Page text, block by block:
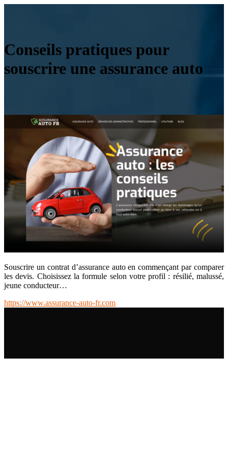
Conseils pratiques pour
souscrire une assurance auto
Souscrire un contrat d’assurance auto en commençant par comparer
les devis. Choisissez la formule selon votre profil : résilié, malussé,
jeune conducteur…
https://www.assurance-auto-fr.com